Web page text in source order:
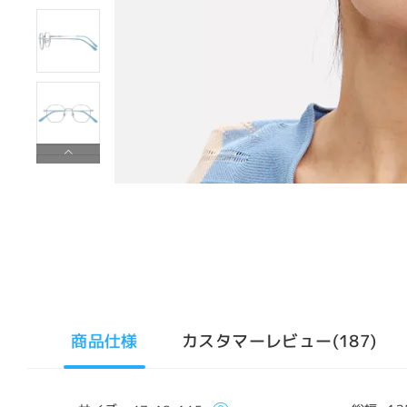
商品仕様 カスタマーレビュー(187)